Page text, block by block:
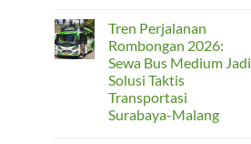
dan
Lebih
Privat
on
Tips
Memilih
Rental
Mobil
di
Jabodetabek
agar
Perjalanan
Tren Perjalanan
Rombongan 2026:
Sewa Bus Medium Jadi
Solusi Taktis
Transportasi
Surabaya-Malang